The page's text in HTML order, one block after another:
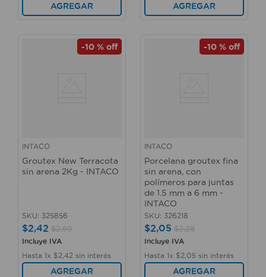
AGREGAR AGREGAR
-10 % off
INTACO
Groutex New Terracota
sin arena 2Kg - INTACO
SKU: 325856
$2,42 $2,69
Incluye IVA
Hasta 1x $2 42 sin interés
AGREGAR
-10 % off
INTACO
Porcelana groutex fina
sin arena, con
polímeros para juntas
de 1.5 mm a 6 mm -
INTACO
SKU: 326218
$2,05 $2,28
Incluye IVA
Hasta 1x $2 05 sin interés
AGREGAR